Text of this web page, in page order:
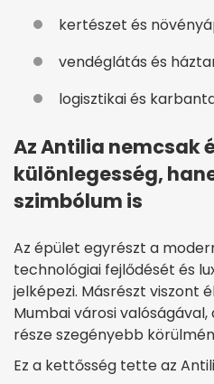
kertészet és
vendéglátás és
logisztikai és
Az Antilia nemcsak
különlegesség,
szimbólum is
Az épület egyrészt a
technológiai fejlődését és
jelképezi. Másrészt viszont
Mumbai városi
része szegényebb
Ez a kettősség tette az